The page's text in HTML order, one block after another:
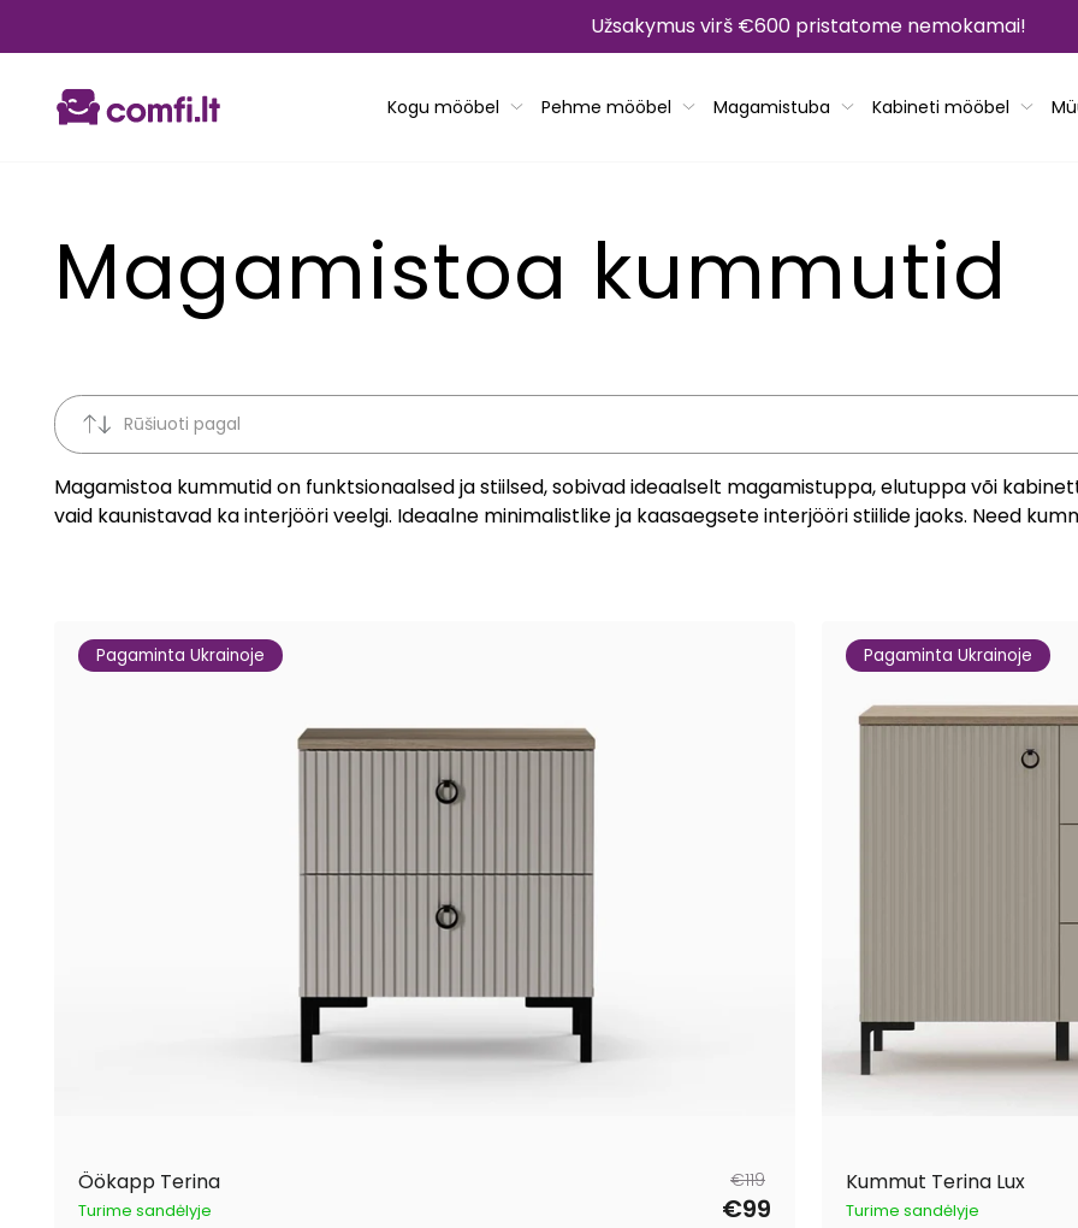
Užsakymus virš €600 pristatome nemokamai!
Kogu mööbel Pehme mööbel Magamistuba Kabineti mööbel
Magamistoa kummutid
Rūšiuoti pagal
Magamistoa kummutid on funktsionaalsed ja stiilsed, sobivad ideaalselt magamistuppa, elutuppa või
vaid kaunistavad ka interjööri veelgi. Ideaalne minimalistlike ja kaasaegsete interjööri stiilide jaoks. Need
Pagaminta Ukrainoje
Öökapp Terina
Turime sandėlyje
Tavahind
€119
Müügihind
€99
Pagaminta Ukrainoje
Kummut Terina Lux
Turime sandėlyje